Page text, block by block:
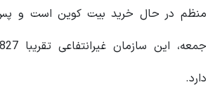
منظم در حال خرید بیت کوین است و
دارد.